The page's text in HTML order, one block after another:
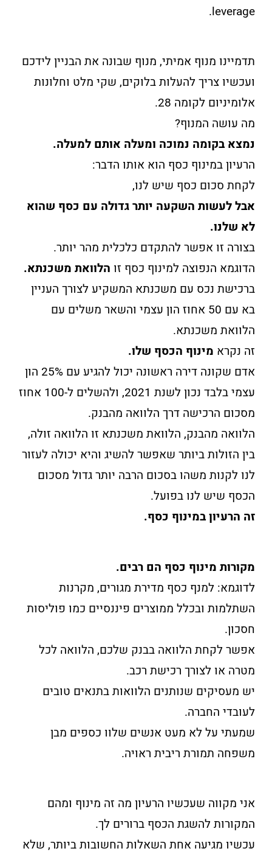
leverage.
תדמיינו מנוף אמיתי, מנוף שבונה את הבניין לידכם
ועכשיו צריך להעלות בלוקים, שקי מלט וחלונות
אלומיניום לקומה 28.
מה עושה המנוף?
נמצא בקומה נמוכה ומעלה אותם למעלה.
הרעיון במינוף כסף הוא אותו הדבר:
לקחת סכום כסף שיש לנו,
אבל לעשות השקעה יותר גדולה עם כסף שהוא
לא שלנו.
בצורה זו אפשר להתקדם כלכלית מהר יותר.
הדוגמא הנפוצה למינוף כסף זו הלוואת משכנתא.
ברכישת נכס עם משכנתא המשקיע לצורך העניין
בא עם 50 אחוז הון עצמי והשאר משלים עם
הלוואת משכנתא.
זה נקרא מינוף הכסף שלו.
אדם שקונה דירה ראשונה יכול להגיע עם 25% הון
עצמי בלבד נכון לשנת 2021, ולהשלים ל-100 אחוז
מסכום הרכישה דרך הלוואה מהבנק.
הלוואה מהבנק, הלוואת משכנתא זו הלוואה זולה,
בין הזולות ביותר שאפשר להשיג והיא יכולה לעזור
לנו לקנות משהו בסכום הרבה יותר גדול מסכום
הכסף שיש לנו בפועל.
זה הרעיון במינוף כסף.
מקורות מינוף כסף הם רבים.
לדוגמא: למנף כסף מדירת מגורים, מקרנות
השתלמות ובכלל ממוצרים פיננסיים כמו פוליסות
חסכון.
אפשר לקחת הלוואה בבנק שלכם, הלוואה לכל
מטרה או לצורך רכישת רכב.
יש מעסיקים שנותנים הלוואות בתנאים טובים
לעובדי החברה.
שמעתי על לא מעט אנשים שלוו כספים מבן
משפחה תמורת ריבית ראויה.
אני מקווה שעכשיו הרעיון מה זה מינוף ומהם
המקורות להשגת הכסף ברורים לך.
עכשיו מגיעה אחת השאלות החשובות ביותר, שלא